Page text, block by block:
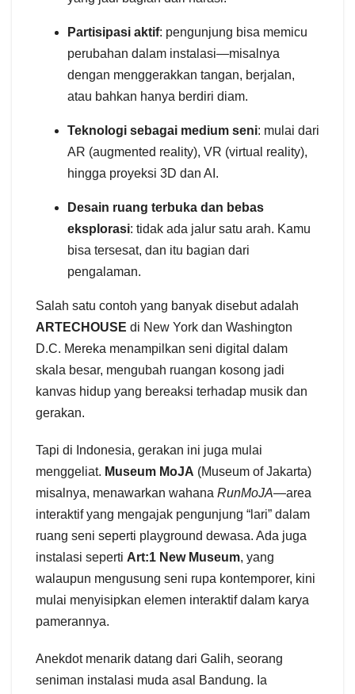
Partisipasi aktif: pengunjung bisa memicu
perubahan dalam instalasi—misalnya
dengan menggerakkan tangan, berjalan,
atau bahkan hanya berdiri diam.
Teknologi sebagai medium seni: mulai dari
AR (augmented reality), VR (virtual reality),
hingga proyeksi 3D dan AI.
Desain ruang terbuka dan bebas
eksplorasi: tidak ada jalur satu arah. Kamu
bisa tersesat, dan itu bagian dari
pengalaman.
Salah satu contoh yang banyak disebut adalah
ARTECHOUSE di New York dan Washington
D.C. Mereka menampilkan seni digital dalam
skala besar, mengubah ruangan kosong jadi
kanvas hidup yang bereaksi terhadap musik dan
gerakan.
Tapi di Indonesia, gerakan ini juga mulai
menggeliat. Museum MoJA (Museum of Jakarta)
misalnya, menawarkan wahana RunMoJA—area
interaktif yang mengajak pengunjung “lari” dalam
ruang seni seperti playground dewasa. Ada juga
instalasi seperti Art:1 New Museum, yang
walaupun mengusung seni rupa kontemporer, kini
mulai menyisipkan elemen interaktif dalam karya
pamerannya.
Anekdot menarik datang dari Galih, seorang
seniman instalasi muda asal Bandung. Ia